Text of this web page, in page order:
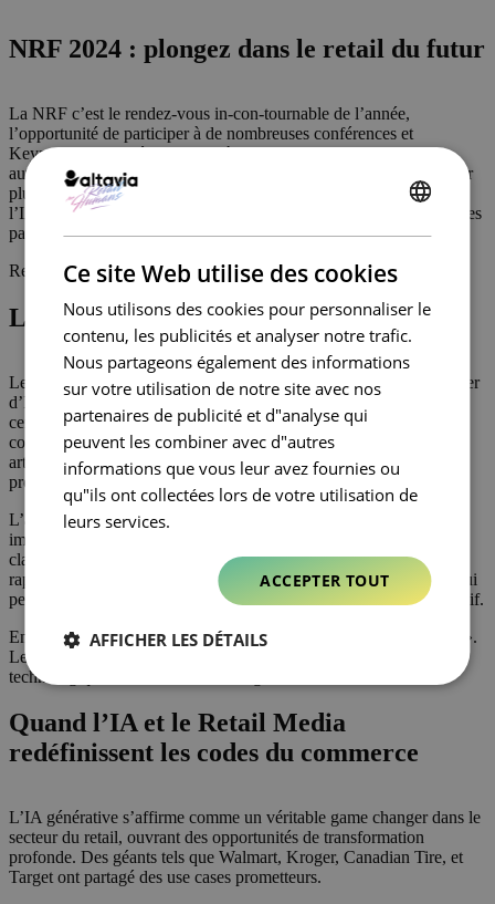
NRF 2024 : plongez dans le retail du futur
La NRF c’est le rendez-vous in-con-tournable de l’année,
l’opportunité de participer à de nombreuses conférences et
Keynotes, des soirées network à la rencontre de start-up (entres
autres de la FrenchTech) ou des Google partners, et aussi de visiter
plus de 40 stands à la recherche de nouvelles solutions basées sur
l’IA pour améliorer l’expérience client et booster la performance des
parcours d’achat.
Rewind sur la grand-messe annuelle du retail.
Les clefs du succès ?
Le leitmotiv qui a résonné pendant ces 3 jours : « Arrêtons de parler
d’IA et agissons ! » Pertes d’emplois massives, disparition de
certains secteurs d’activités ou encore fuite de données
confidentielles sont autant de craintes qui entourent l’intelligence
artificielle. Les acteurs du retail sont invités à identifier ces
problèmes concrets, la clef pour libérer le plein potentiel de l’IA.
L’approche « Test fast – Fail fast » a été soulignée comme un
impératif. Dans un monde en constante évolution, cet impératif est
clair : tester rapidement, échouer rapidement et apprendre
rapidement. Une formule dynamique qui stimule l’innovation et qui
permet d’ajuster les stratégies en conséquence pour rester compétitif.
En cette période de défis multiples, le credo c’est, « ROI d’abord ».
Les retailers sont appelés à aligner leurs investissements
technologiques sur des résultats tangibles et mesurables.
Quand l’IA et le Retail Media
redéfinissent les codes du commerce
L’IA générative s’affirme comme un véritable game changer dans le
secteur du retail, ouvrant des opportunités de transformation
profonde. Des géants tels que Walmart, Kroger, Canadian Tire, et
Target ont partagé des use cases prometteurs.
Ce site Web utilise des cookies
Nous utilisons des cookies pour personnaliser le
contenu, les publicités et analyser notre trafic.
Nous partageons également des informations
sur votre utilisation de notre site avec nos
partenaires de publicité et d"analyse qui
peuvent les combiner avec d"autres
informations que vous leur avez fournies ou
qu"ils ont collectées lors de votre utilisation de
leurs services.
ACCEPTER TOUT
AFFICHER LES DÉTAILS